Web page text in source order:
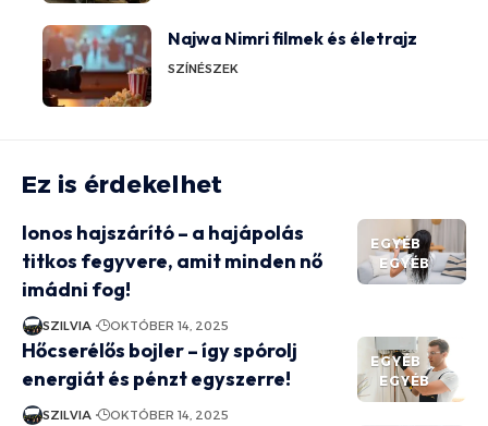
Najwa Nimri filmek és életrajz
SZÍNÉSZEK
Ez is érdekelhet
EGYÉB
EGYÉB
Ionos hajszárító – a hajápolás
titkos fegyvere, amit minden nő
imádni fog!
SZILVIA OKTÓBER 14, 2025
EGYÉB
EGYÉB
Hőcserélős bojler – így spórolj
energiát és pénzt egyszerre!
SZILVIA OKTÓBER 14, 2025